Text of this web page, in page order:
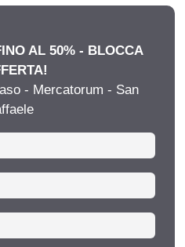
AL 50% - BLOCCA
- Mercatorum - San